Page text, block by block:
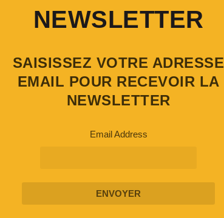
NEWSLETTER
SAISISSEZ VOTRE ADRESSE
EMAIL POUR RECEVOIR LA
NEWSLETTER
Email Address